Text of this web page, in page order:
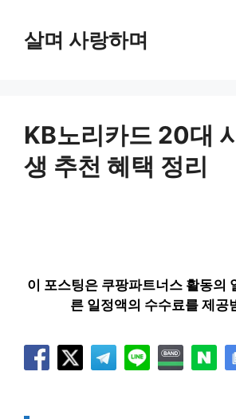
살며 사랑하며
KB노리카드 20대
생 추천 혜택 정리
이 포스팅은 쿠팡파트너스 활동의
른 일정액의 수수료를 제공